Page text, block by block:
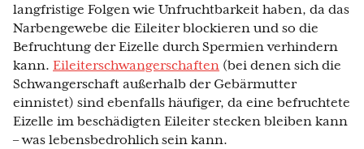
langfristige Folgen wie Unfruchtbarkeit haben, da das
Narbengewebe die Eileiter blockieren und so die
Befruchtung der Eizelle durch Spermien verhindern
kann. Eileiterschwangerschaften (bei denen sich die
Schwangerschaft außerhalb der Gebärmutter
einnistet) sind ebenfalls häufiger, da eine befruchtete
Eizelle im beschädigten Eileiter stecken bleiben kann
– was lebensbedrohlich sein kann.